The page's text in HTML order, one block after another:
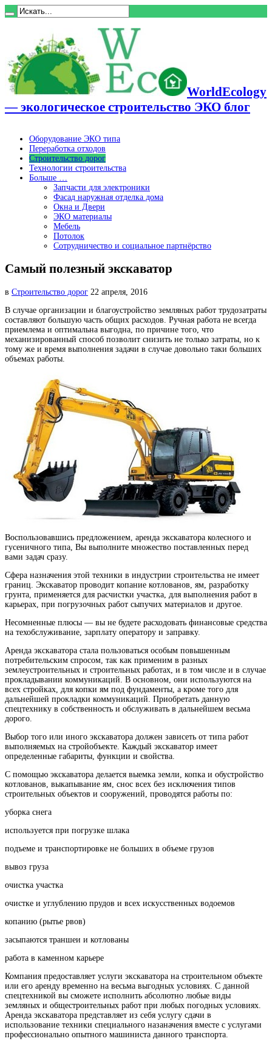
WorldEcology
— экологическое строительство ЭКО блог
Оборудование ЭКО типа
Переработка отходов
Строительство дорог
Технологии строительства
Больше …
Запчасти для электроники
Фасад наружная отделка дома
Окна и Двери
ЭКО материалы
Мебель
Потолок
Сотрудничество и социальное партнёрство
Самый полезный экскаватор
в Строительство дорог 22 апреля, 2016
В случае организации и благоустройство земляных работ трудозатраты
составляют большую часть общих расходов. Ручная работа не всегда
приемлема и оптимальна выгодна, по причине того, что
механизированный способ позволит снизить не только затраты, но к
тому же и время выполнения задачи в случае довольно таки больших
объемах работы.
Воспользовавшись предложением, аренда экскаватора колесного и
гусеничного типа, Вы выполните множество поставленных перед
вами задач сразу.
Cфера назначения этой техники в индустрии строительства не имеет
границ. Экскаватор проводит копание котлованов, ям, разработку
грунта, применяется для расчистки участка, для выполнения работ в
карьерах, при погрузочных работ сыпучих материалов и другое.
Несомненные плюсы — вы не будете расходовать финансовые средства
на техобслуживание, зарплату оператору и заправку.
Аренда экскаватора стала пользоваться особым повышенным
потребительским спросом, так как применим в разных
землеустроительных и строительных работах, и в том числе и в случае
прокладывании коммуникаций. В основном, они используются на
всех стройках, для копки ям под фундаменты, а кроме того для
дальнейшей прокладки коммуникаций. Приобретать данную
спецтехнику в собственность и обслуживать в дальнейшем весьма
дорого.
Выбор того или иного экскаватора должен зависеть от типа работ
выполняемых на стройобъекте. Каждый экскаватор имеет
определенные габариты, функции и свойства.
С помощью экскаватора делается выемка земли, копка и обустройство
котлованов, выкапывание ям, снос всех без исключения типов
строительных объектов и сооружений, проводятся работы по:
уборка снега
используется при погрузке шлака
подъеме и транспортировке не больших в объеме грузов
вывоз груза
очистка участка
очистке и углублению прудов и всех искусственных водоемов
копанию (рытье рвов)
засыпаются траншеи и котлованы
работа в каменном карьере
Компания предоставляет услуги экскаватора на строительном объекте
или его аренду временно на весьма выгодных условиях. С данной
спецтехникой вы сможете исполнить абсолютно любые виды
земляных и общестроительных работ при любых погодных условиях.
Аренда экскаватора представляет из себя услугу сдачи в
использование техники специального назаначения вместе с услугами
профессионально опытного машиниста данного транспорта.